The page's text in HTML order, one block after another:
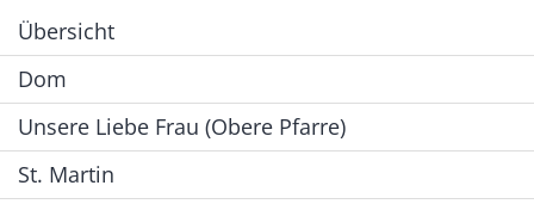
Übersicht
Dom
Unsere Liebe Frau (Obere Pfarre)
St. Martin